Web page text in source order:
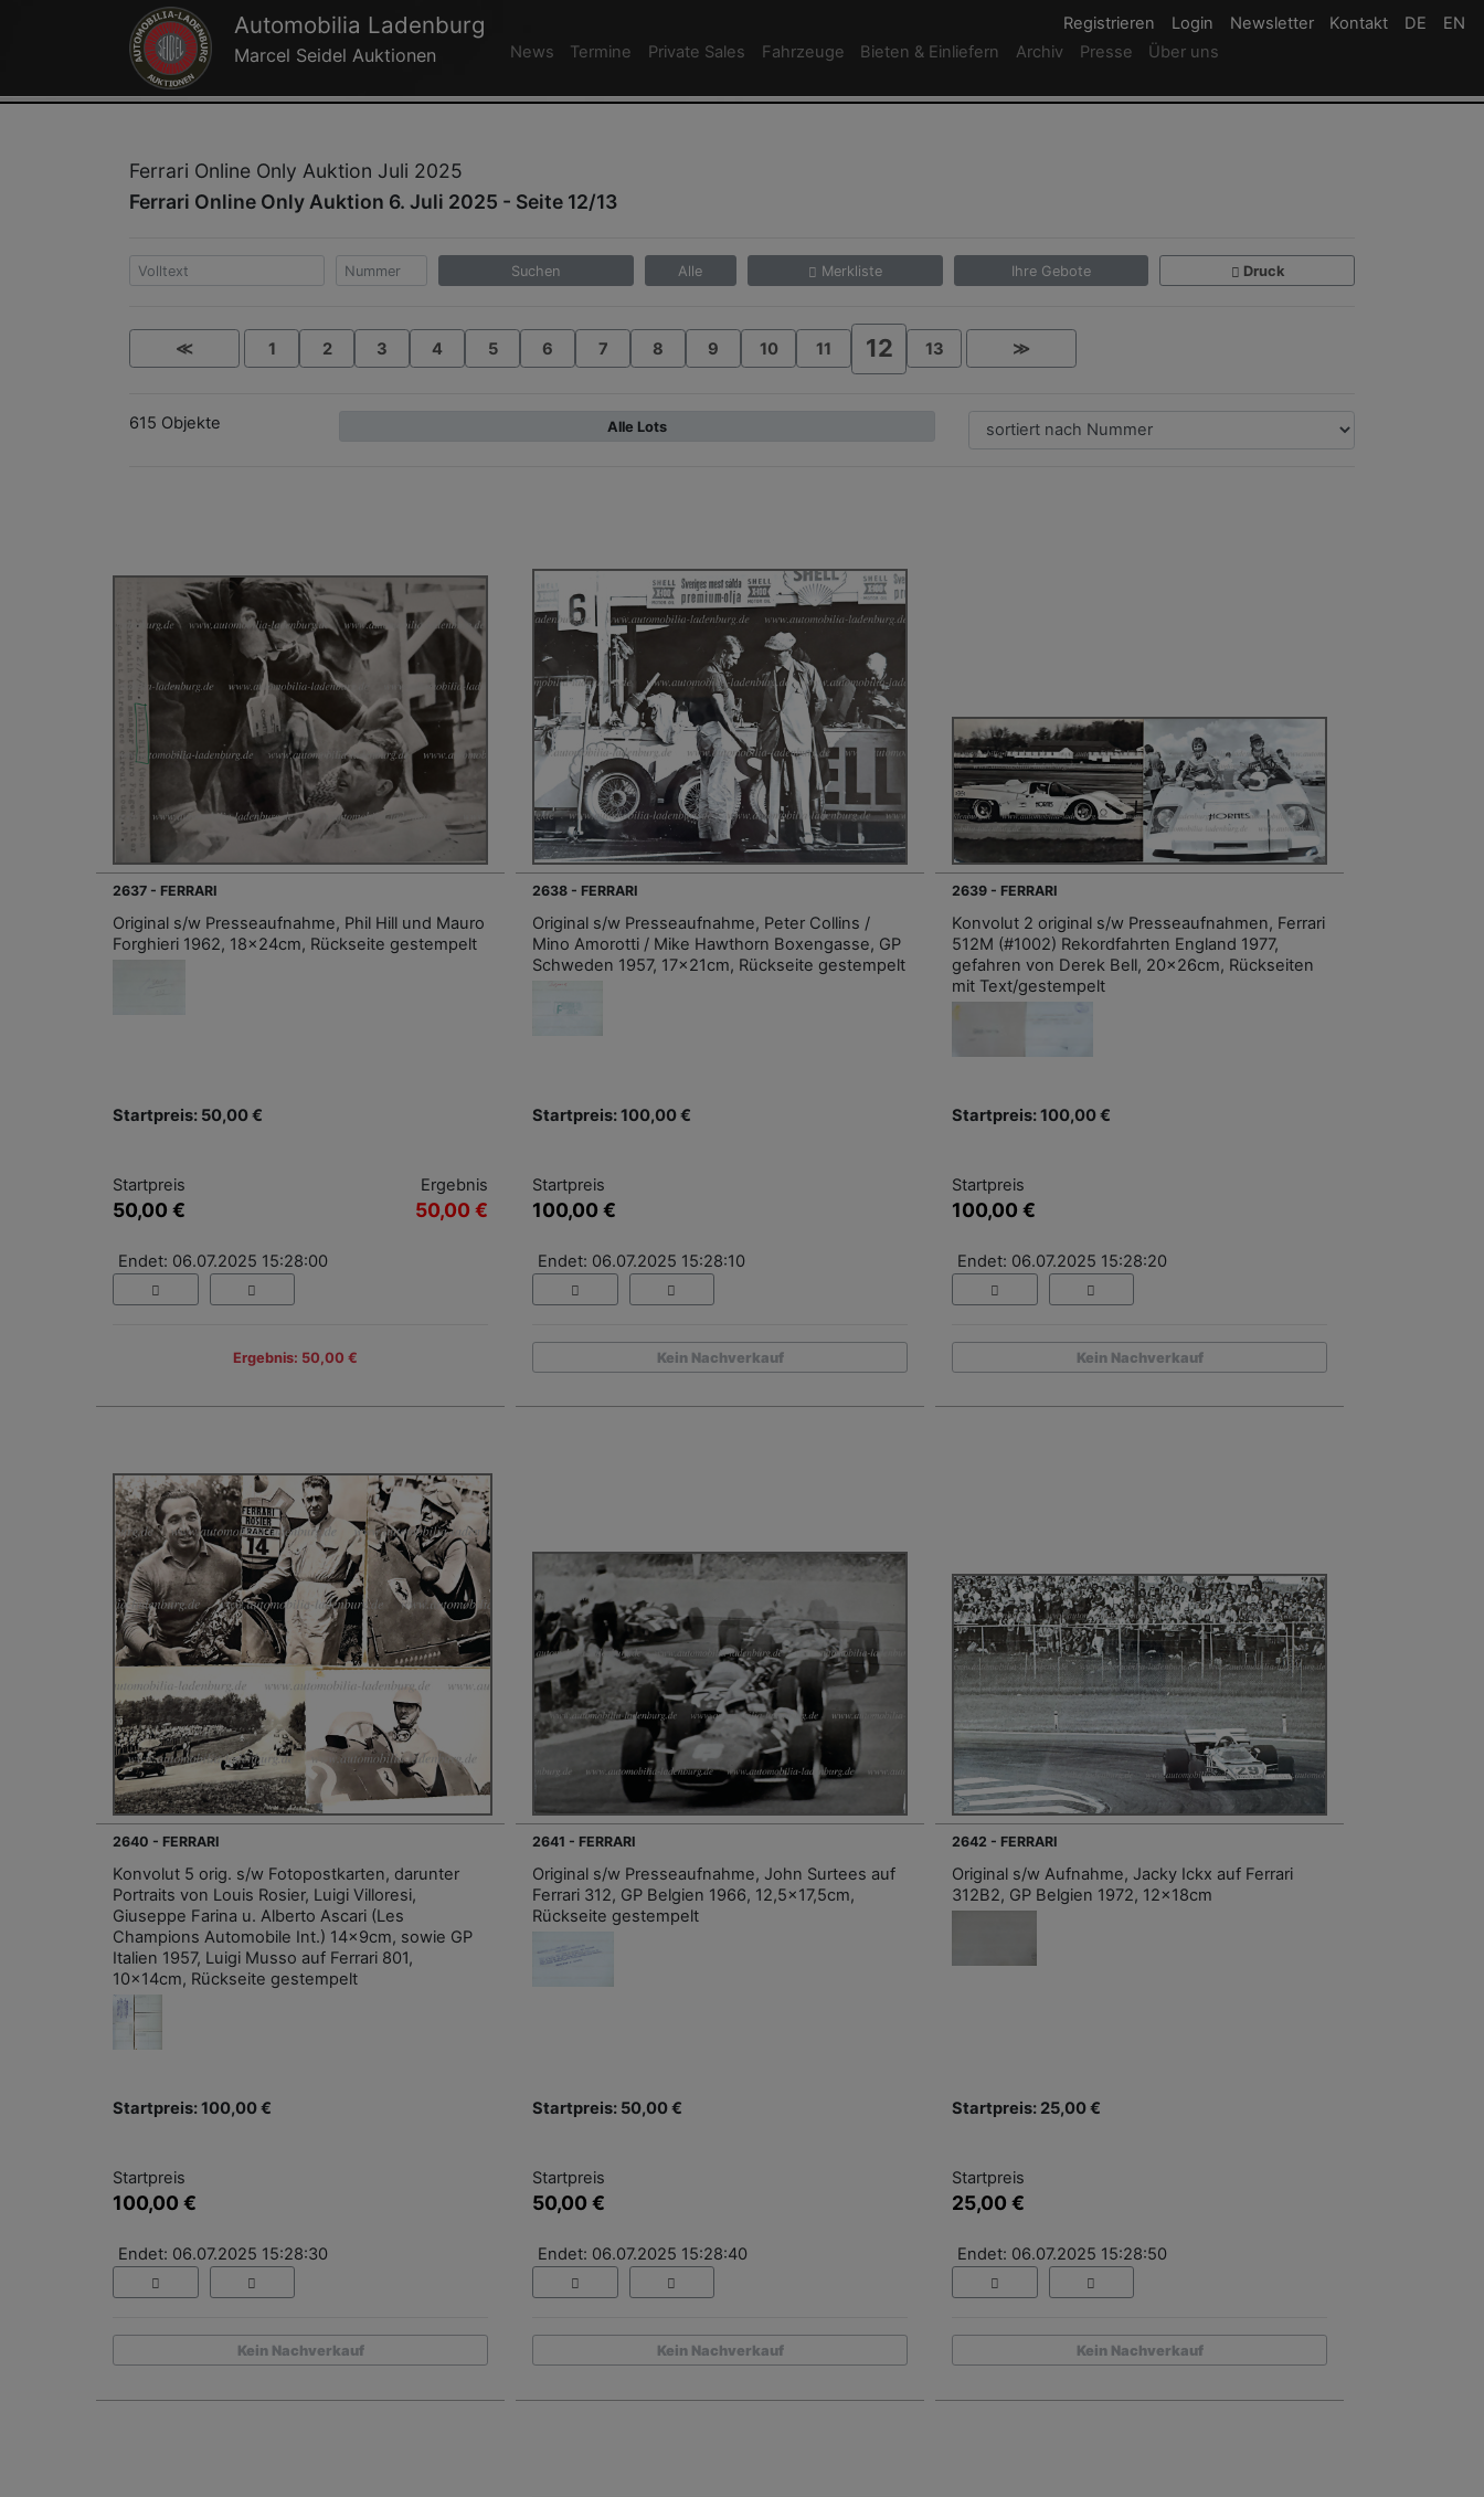
Automobilia Ladenburg
Marcel Seidel Auktionen News Termine Private Sales Fahrzeuge Bieten & Einliefern Archiv Presse Über uns
Registrieren Registrieren
Login Login
NewsletterNewsletter
Kontakt Newsletter
DE EN
Ferrari Online Only Auktion Juli 2025
Ferrari Online Only Auktion 6. Juli 2025 - Seite 12/13
Suchen Alle Merkliste Ihre Gebote Druck
≪ 1 2 3 4 5 6 7 8 9 10 11 12 13 ≫
615 Objekte Alle Lots
2637 - FERRARI
Original s/w Presseaufnahme, Phil Hill und Mauro
Forghieri 1962, 18x24cm, Rückseite gestempelt
Startpreis: 50,00 €
Startpreis
50,00 €
Ergebnis
50,00 €
Endet: 06.07.2025 15:28:00
Ergebnis: 50,00 €
2638 - FERRARI
Original s/w Presseaufnahme, Peter Collins /
Mino Amorotti / Mike Hawthorn Boxengasse, GP
Schweden 1957, 17x21cm, Rückseite gestempelt
Startpreis: 100,00 €
Startpreis
100,00 €
Endet: 06.07.2025 15:28:10
Kein Nachverkauf
2639 - FERRARI
Konvolut 2 original s/w Presseaufnahmen, Ferrari
512M (#1002) Rekordfahrten England 1977,
gefahren von Derek Bell, 20x26cm, Rückseiten
mit Text/gestempelt
Startpreis: 100,00 €
Startpreis
100,00 €
Endet: 06.07.2025 15:28:20
Kein Nachverkauf
2640 - FERRARI
Konvolut 5 orig. s/w Fotopostkarten, darunter
Portraits von Louis Rosier, Luigi Villoresi,
Giuseppe Farina u. Alberto Ascari (Les
Champions Automobile Int.) 14x9cm, sowie GP
Italien 1957, Luigi Musso auf Ferrari 801,
10x14cm, Rückseite gestempelt
Startpreis: 100,00 €
Startpreis
100,00 €
Endet: 06.07.2025 15:28:30
Kein Nachverkauf
2641 - FERRARI
Original s/w Presseaufnahme, John Surtees auf
Ferrari 312, GP Belgien 1966, 12,5x17,5cm,
Rückseite gestempelt
Startpreis: 50,00 €
Startpreis
50,00 €
Endet: 06.07.2025 15:28:40
Kein Nachverkauf
2642 - FERRARI
Original s/w Aufnahme, Jacky Ickx auf Ferrari
312B2, GP Belgien 1972, 12x18cm
Startpreis: 25,00 €
Startpreis
25,00 €
Endet: 06.07.2025 15:28:50
Kein Nachverkauf